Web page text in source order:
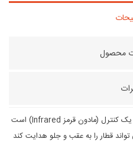
محصول
این اسباب بازی شامل یک قطار کوچک و یک کنترل (مادون قرمز Infrared) است
قطار را به عقب و جلو هدایت کند